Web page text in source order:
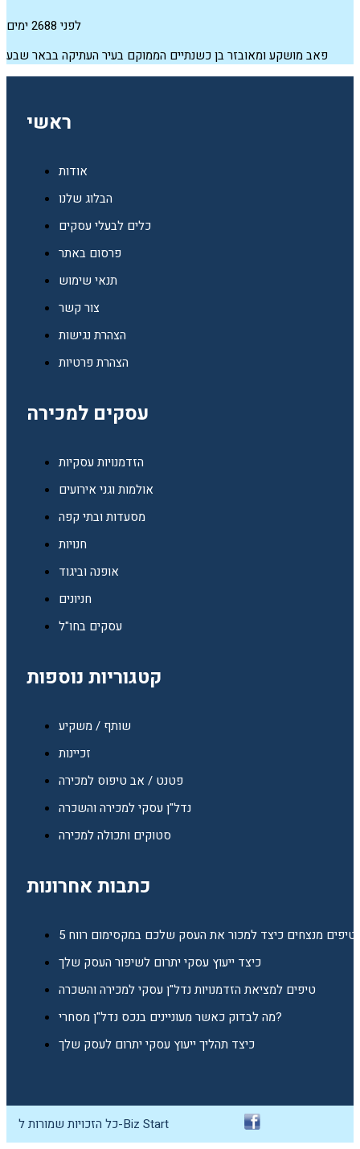
לפני 2688 ימים
פאב מושקע ומאובזר בן כשנתיים הממוקם בעיר העתיקה בבאר שבע
ראשי
אודות
הבלוג שלנו
כלים לבעלי עסקים
פרסום באתר
תנאי שימוש
צור קשר
הצהרת נגישות
הצהרת פרטיות
עסקים למכירה
הזדמנויות עסקיות
אולמות וגני אירועים
מסעדות ובתי קפה
חנויות
אופנה וביגוד
חניונים
עסקים בחו"ל
קטגוריות נוספות
שותף / משקיע
זכיינות
פטנט / אב טיפוס למכירה
נדל"ן עסקי למכירה והשכרה
סטוקים ותכולה למכירה
כתבות אחרונות
5 טיפים מנצחים כיצד למכור את העסק שלכם במקסימום רווח
כיצד ייעוץ עסקי יתרום לשיפור העסק שלך
טיפים למציאת הזדמנויות נדל"ן עסקי למכירה והשכרה
מה לבדוק כאשר מעוניינים בנכס נדל"ן מסחרי?
כיצד תהליך ייעוץ עסקי יתרום לעסק שלך
כל הזכויות שמורות ל-Biz Start